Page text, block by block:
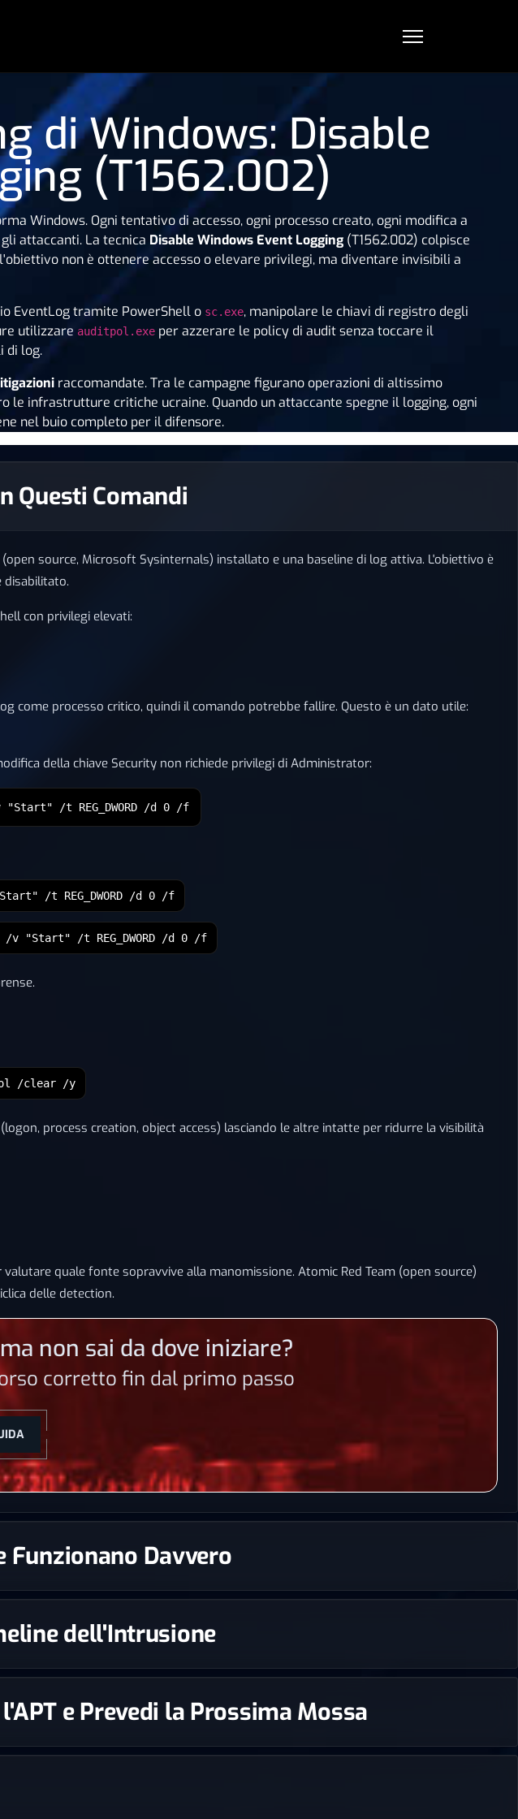
di Windows: Disable
(T1562.002)
Windows. Ogni tentativo di accesso, ogni processo creato, ogni modifica a
attaccanti. La tecnica Disable Windows Event Logging (T1562.002) colpisce
non è ottenere accesso o elevare privilegi, ma diventare invisibili a
EventLog tramite PowerShell o sc.exe, manipolare le chiavi di registro degli
utilizzare auditpol.exe per azzerare le policy di audit senza toccare il
di log.
raccomandate. Tra le campagne figurano operazioni di altissimo
infrastrutture critiche ucraine. Quando un attaccante spegne il logging, ogni
nel buio completo per il difensore.
Questi Comandi
source, Microsoft Sysinternals) installato e una baseline di log attiva. L'obiettivo è
con privilegi elevati:
come processo critico, quindi il comando potrebbe fallire. Questo è un dato utile:
della chiave Security non richiede privilegi di Administrator:
"Start" /t REG_DWORD /d 0 /f
/t REG_DWORD /d 0 /f
/v "Start" /t REG_DWORD /d 0 /f
/clear /y
process creation, object access) lasciando le altre intatte per ridurre la visibilità
quale fonte sopravvive alla manomissione. Atomic Red Team (open source)
delle detection.
non sai da dove iniziare?
corretto fin dal primo passo
Funzionano Davvero
dell'Intrusione
e Prevedi la Prossima Mossa